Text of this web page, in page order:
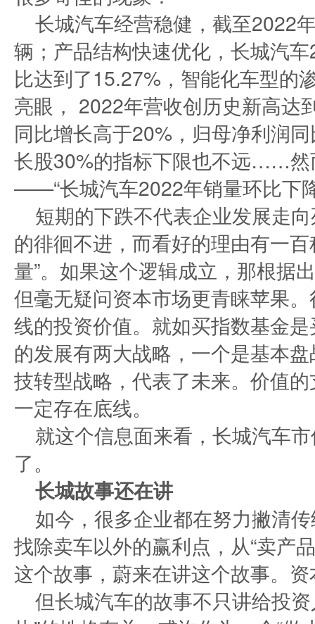
长城汽车经营稳健，截至2022
辆；产品结构快速优化，长城汽
比达到了15.27%，智能化车型的
亮眼， 2022年营收创历史新高达
同比增长高于20%，归母净利润
长股30%的指标下限也不远……然
——“长城汽车2022年销量环比下
短期的下跌不代表企业发展走
的徘徊不进，而看好的理由有一
量”。如果这个逻辑成立，那根据
但毫无疑问资本市场更青睐苹果
线的投资价值。就如买指数基金
的发展有两大战略，一个是基本
技转型战略，代表了未来。价值
一定存在底线。
就这个信息面来看，长城汽车
了。
长城故事还在讲
如今，很多企业都在努力撇清
找除卖车以外的赢利点，从“卖产
这个故事，蔚来在讲这个故事。
但长城汽车的故事不只讲给投